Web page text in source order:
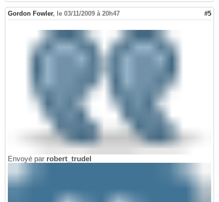
Gordon Fowler, le 03/11/2009 à 20h47 #5
Envoyé par robert_trudel